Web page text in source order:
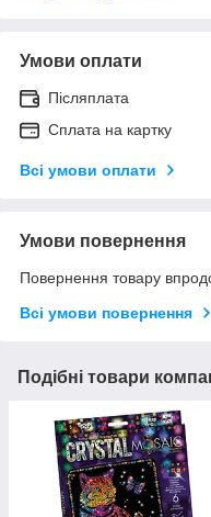
Умови оплати
Післяплата
Сплата на картку
Всі умови оплати
Умови повернення
Повернення товару
Всі умови повернення
Подібні товари